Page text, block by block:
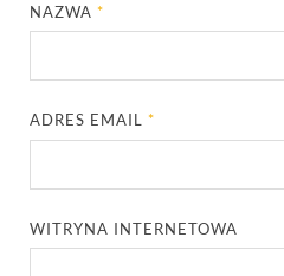
NAZWA*
ADRES EMAIL*
WITRYNA INTERNETOWA